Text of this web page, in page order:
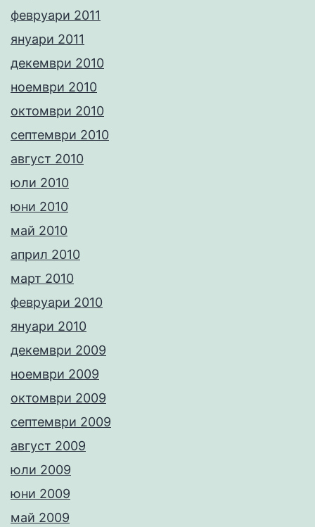
февруари 2011
януари 2011
декември 2010
ноември 2010
октомври 2010
септември 2010
август 2010
юли 2010
юни 2010
май 2010
април 2010
март 2010
февруари 2010
януари 2010
декември 2009
ноември 2009
октомври 2009
септември 2009
август 2009
юли 2009
юни 2009
май 2009